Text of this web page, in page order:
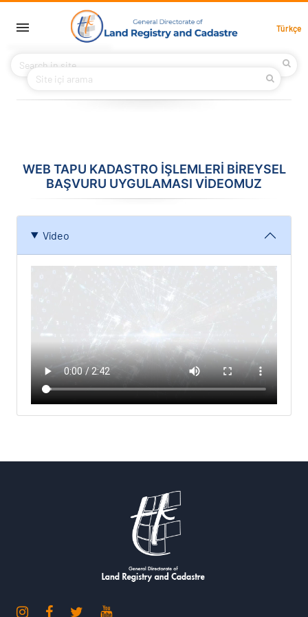
English Main Menu
HOME
ABOUT US
CONTACT
Türkçe
WEB TAPU KADASTRO İŞLEMLERİ BİREYSEL
BAŞVURU UYGULAMASI VİDEOMUZ
Video